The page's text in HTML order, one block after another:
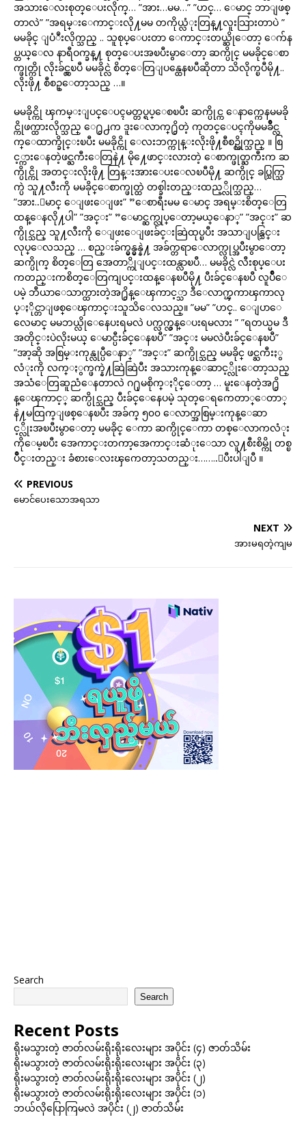
အသားေလးစုတ္ေပးလိုက္… ”အား…မမ…” ”ဟင္… ေမာင္ ဘာျဖစ္
တာလဲ” ”အရမ္းေကာင္းလို႔မမ တကိုယ္လံုးတြန္႔လူးသြားတာပဲ ”
မမခိုင္ ျပံဳးလိုက္သည္ .. သူစုပ္ေပးတာ ေကာင္းတယ္ဆိုေတာ့ ေက်န
ပ္တယ္ေလ နာရီဝက္ခန္႔ စုတ္ေပးအၿပီးမွာေတာ့ ဆက္ပိုင္ မမခိုင္ေစာ
က္ဖုတ္ကို လိုးခ်င္လွၿပီ မမခိုင္လဲ စိတ္ေတြျပန္ထေနၿပီဆိုတာ သိလိုက္ၿပီမို႔..
လိုးဖို႔ စီစဥ္ေတာ့သည္ …။
မမခိုင္ကို ၾကမ္းျပင္ေပၚမတ္တပ္ရပ္ေစၿပီး ဆက္ပိုင္က ေနာက္ကေနမမခို
င္ကိုဖက္ထားလိုက္သည္ ေ႐ွ႕က ဒူးေလာက္႐ွိတဲ့ ကုတင္ေပၚကိုမမခိဳင္လ
က္ေထာက္ခိုင္းၿပီး မမခိုင္ကို ေလးဘက္ကုန္းလိုးဖို႔စီစဥ္လိုက္သည္ ။ စြ
င့္ကားေနတဲ့ဖင္ႀကီးေတြနဲ႔ မို႔ေဖာင္းလားတဲ့ ေစာက္ဖုတ္ႀကီးက ဆ
က္ပိုင္ကို အတင္းလိုးဖို႔ တြန္းအားေပးေလၿပီမို႔ ဆက္ပိုင္ ခပ္သြက္သြ
က္ပဲ သူ႔လီးကို မမခိုင္ေစာက္ဖုတ္ထဲ တစ္ခါးတည္းထည့္လိုက္သည္…
”အား..ေမာင္ ေျဖးေျဖး” ”ေစာရီးမမ ေမာင္ အရမ္းစိတ္ေတြ
ထန္ေနလို႔ပါ” ”အင္း” ”ေမာင္ဆက္လုပ္ေတာ့မယ္ေနာ္” ”အင္း” ဆ
က္ပိုင္သည္ သူ႔လီးကို ေျဖးေျဖးခ်င္းဆြဲထုပ္ၿပီး အသာျပန္သြင္း
လုပ္ေလသည္ … စည္းခ်က္မွန္မွန္နဲ႔ အခ်က္တရာေလာက္လုပ္အပီးမွာေတာ့
ဆက္ပိုက္ စိတ္ေတြ အေတာ္ကိုျပင္းထန္လာၿပီ… မမခိုင္လဲ လီးစုပ္ေပး
ကတည္းကစိတ္ေတြကျပင္းထန္ေနၿပီမို႔ ပီးခ်င္ေနၿပီ လူပ်ိဳေ
ပမဲ့ ဘီယာေသာက္ထားတဲ့အ႐ွိန္ေၾကာင့္သာ ဒီေလာက္ၾကာၾကာလု
ပ္ႏိုင္တာျဖစ္ေၾကာင္းသူသိေလသည္။ ”မမ” ”ဟင္.. ေျပာေ
လေမာင္ မမဘယ္လိုေနေပးရမလဲ ပက္လက္လွန္ေပးရမလား ” ”ရတယ္မမ ဒီ
အတိုင္းပဲလိုးမယ္ ေမာင္ပီးခ်င္ေနၿပီ” ”အင္း မမလဲပီးခ်င္ေနၿပီ”
”အာ့ဆို အစြမ္းကုန္လုပ္ပီေနာ္” ”အင္း” ဆက္ပိုင္သည္ မမခိုင္ ဖင္ႀကီးႏွ
လံုးကို လက္ႏွက္ဖက္နဲ႔ဆြဲဆြဲပီး အသားကုန္ေဆာင့္လိုးေတာ့သည္
အသံေတြဆူညံေနတာလဲ ဂ႐ုမစိုက္ႏိုင္ေတာ့ … မူးေနတဲ့အ႐ွိ
န္ေၾကာင့္ ဆက္ပိုင္သည္ ပီးခ်င္ေနေပမဲ့ သုတ္ေရကေတာ္ေတာ္
နဲ႔မထြက္ျဖစ္ေနၿပီး အခ်က္ ၅၀၀ ေလာက္အစြမ္းကုန္ေဆာ
င့္လိုးအၿပီးမွာေတာ့ မမခိုင္ ေကာ ဆက္ပိုင္ေကာ တစ္ေလာကလံုး
ကိုေမ့ၿပီး အေကာင္းတကာ့အေကာင္းဆံုးေသာ လူ႔စီးစိမ္ကို တစ္ၿ
ပိဳင္းတည္း ခံစားေလးၾကေတာ့သတည္း……..ျပီးပါျပီ ။
PREVIOUS
မောင်ပေးသောအရသာ
NEXT
အားမရတဲ့ကျမ
Search
Search
Recent Posts
ရိုးမသွားတဲ့ ဇာတ်လမ်းရိုးရိုးလေးများ အပိုင်း (၄) ဇာတ်သိမ်း
ရိုးမသွားတဲ့ ဇာတ်လမ်းရိုးရိုးလေးများ အပိုင်း (၃)
ရိုးမသွားတဲ့ ဇာတ်လမ်းရိုးရိုးလေးများ အပိုင်း (၂)
ရိုးမသွားတဲ့ ဇာတ်လမ်းရိုးရိုးလေးများ အပိုင်း (၁)
ဘယ်လိုပြောကြမလဲ အပိုင်း (၂) ဇာတ်သိမ်း